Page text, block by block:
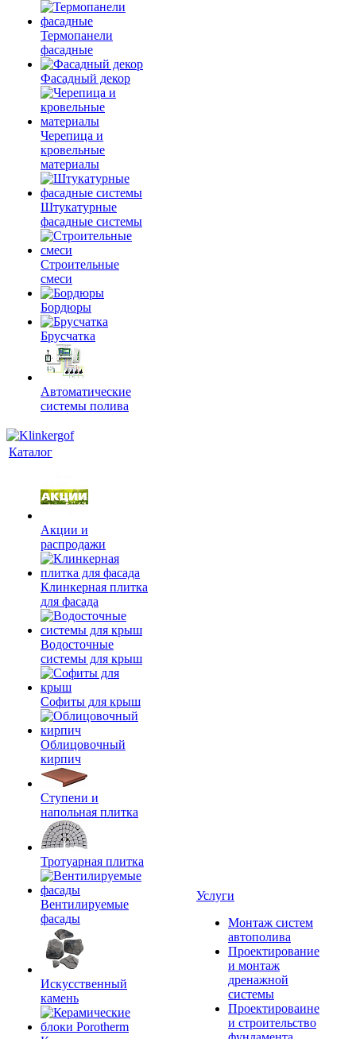
Термопанели
фасадные
Фасадный декор
Черепица и
кровельные
материалы
Штукатурные
фасадные системы
Строительные
смеси
Бордюры
Брусчатка
Автоматические
системы полива
Каталог
Акции и
распродажи
Клинкерная плитка
для фасада
Водосточные
системы для крыш
Софиты для крыш
Облицовочный
кирпич
Ступени и
напольная плитка
Тротуарная плитка
Вентилируемые
фасады
Искусственный
камень
Услуги
Монтаж систем
автополива
Проектирование
и монтаж
дренажной
системы
Проектироваине
и строительство